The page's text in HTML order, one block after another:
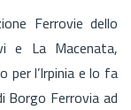
Ferrovie dello
e La Macenata,
per l’Irpinia e lo fa
Borgo Ferrovia ad